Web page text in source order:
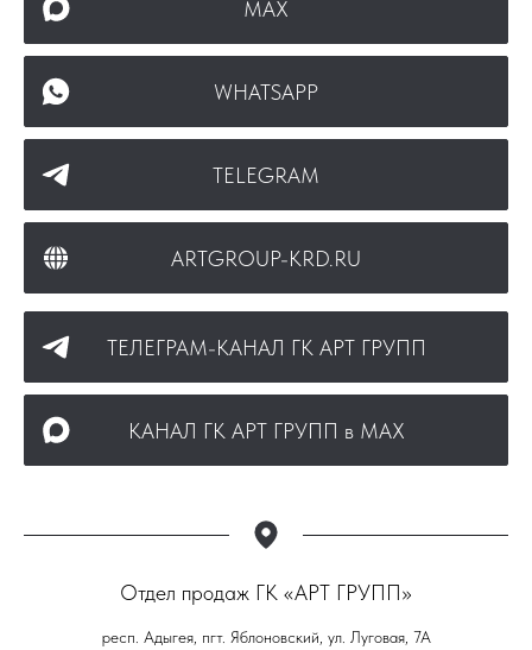
MAX
WHATSAPP
TELEGRAM
ARTGROUP-KRD.RU
ТЕЛЕГРАМ-КАНАЛ ГК АРТ ГРУПП
КАНАЛ ГК АРТ ГРУПП в МАХ
Отдел продаж ГК «АРТ ГРУПП»
респ. Адыгея, пгт. Яблоновский, ул. Луговая, 7А